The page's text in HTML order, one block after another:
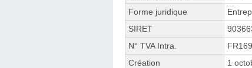
Forme juridique
SIRET
N° TVA Intra.
Création
1